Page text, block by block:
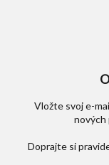
Vložte svoj e-
nových